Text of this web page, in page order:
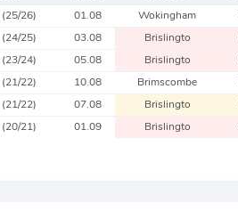
(25/26) 01.08 Wokingham
(24/25) 03.08 Brislingto
(23/24) 05.08 Brislingto
(21/22) 10.08 Brimscombe
(21/22) 07.08 Brislingto
(20/21) 01.09 Brislingto